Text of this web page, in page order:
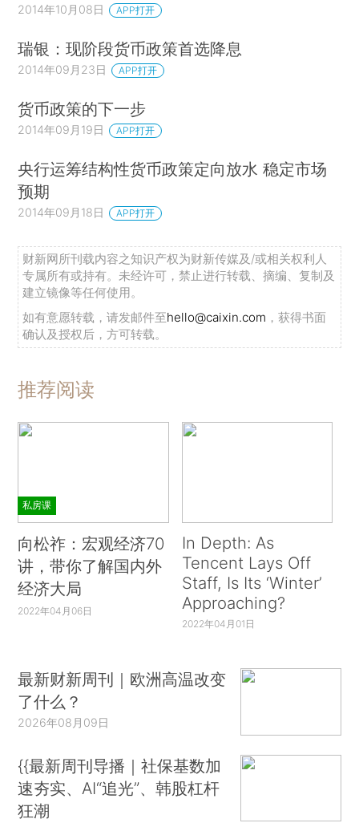
2014年10月08日 APP打开
瑞银：现阶段货币政策首选降息
2014年09月23日 APP打开
货币政策的下一步
2014年09月19日 APP打开
央行运筹结构性货币政策定向放水 稳定市场
预期
2014年09月18日 APP打开
财新网所刊载内容之知识产权为财新传媒及/或相关权利人
专属所有或持有。未经许可，禁止进行转载、摘编、复制及
建立镜像等任何使用。
如有意愿转载，请发邮件至hello@caixin.com ，获得书面
确认及授权后，方可转载。
推荐阅读
私房课
向松祚：宏观经济70
讲，带你了解国内外
经济大局
2022年04月06日
In Depth: As
Tencent Lays Off
Staff, Is Its ‘Winter’
Approaching?
2022年04月01日
最新财新周刊｜欧洲高温改变
了什么？
2026年08月09日
{{最新周刊导播｜社保基数加
速夯实、AI“追光”、韩股杠杆
狂潮